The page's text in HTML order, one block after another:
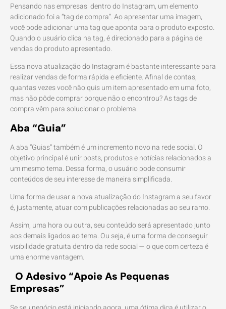
Pensando nas empresas dentro do Instagram, um elemento
adicionado foi a “tag de compra”. Ao apresentar uma imagem,
você pode adicionar uma tag que aponta para o produto exposto.
Quando o usuário clica na tag, é direcionado para a página de
vendas do produto apresentado.
Essa nova atualização do Instagram é bastante interessante para
realizar vendas de forma rápida e eficiente. Afinal de contas,
quantas vezes você não quis um item apresentado em uma foto,
mas não pôde comprar porque não o encontrou? As tags de
compra vêm para solucionar o problema.
Aba “Guia”
A aba “Guias” também é um incremento novo na rede social. O
objetivo principal é unir posts, produtos e notícias relacionados a
um mesmo tema. Dessa forma, o usuário pode consumir
conteúdos de seu interesse de maneira simplificada.
Uma forma de usar a nova atualização do Instagram a seu favor
é, justamente, atuar com publicações relacionadas ao seu ramo.
Assim, uma hora ou outra, seu conteúdo será apresentado junto
aos demais ligados ao tema. Ou seja, é uma forma de conseguir
visibilidade gratuita dentro da rede social — o que com certeza é
uma enorme vantagem.
O Adesivo “Apoie As Pequenas
Empresas”